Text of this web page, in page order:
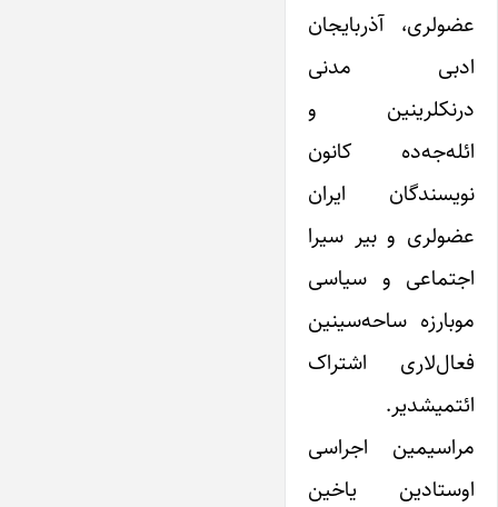
عضولری، آذربایجان
ادبی مدنی
درنکلرینین و
ائله‌جه‌ده کانون
نویسندگان ایران
عضولری و بیر سیرا
اجتماعی و سیاسی
موبارزه ساحه‌سینین
فعال‌لاری‌ اشتراک
ائتمیشدیر.
مراسیمین اجراسی
اوستادین یاخین